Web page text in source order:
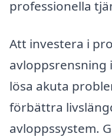
professionella
Att investera i
lösa akuta
förbättra
avloppssystem.